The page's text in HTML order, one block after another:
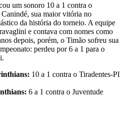
um sonoro 10 a 1 contra o
sua maior vitória no
da história do torneio. A equipe
e contava com nomes como
depois, porém, o Timão sofreu sua
perdeu por 6 a 1 para o
10 a 1 contra o Tiradentes-PI
6 a 1 contra o Juventude